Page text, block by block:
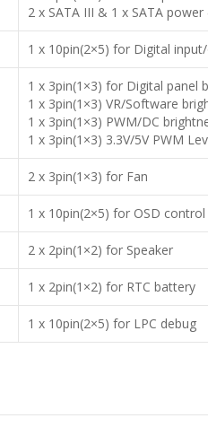
2 x SATA III & 1 x SATA
1 x 10pin(2×5) for Digital
1 x 3pin(1×3) for Digital panel
1 x 3pin(1×3) VR/Software
1 x 3pin(1×3) PWM/DC
1 x 3pin(1×3) 3.3V/5V PWM
2 x 3pin(1×3) for Fan
1 x 10pin(2×5) for OSD control
2 x 2pin(1×2) for Speaker
1 x 2pin(1×2) for RTC battery
1 x 10pin(2×5) for LPC debug